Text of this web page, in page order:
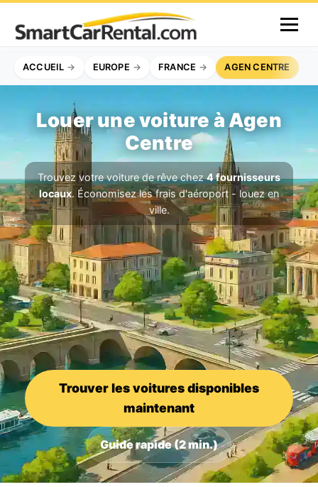
ACCUEIL EUROPE FRANCE AGEN CENTRE
Louer une voiture à Agen
Centre
Trouvez votre voiture de rêve chez4 fournisseurs
locaux. Économisez les frais d'aéroport - louez en
ville.
Trouver les voitures disponibles
maintenant
Guide rapide (2 min.)